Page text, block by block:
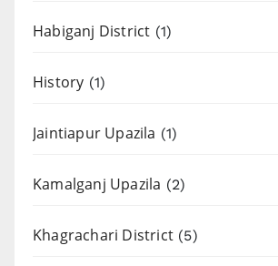
Habiganj District (1)
History (1)
Jaintiapur Upazila (1)
Kamalganj Upazila (2)
Khagrachari District (5)